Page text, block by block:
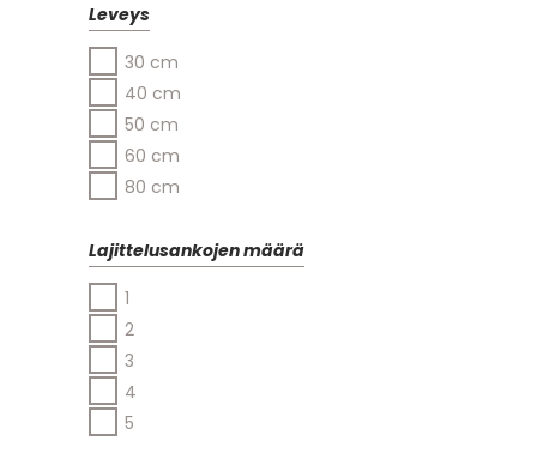
Leveys
30 cm
40 cm
50 cm
60 cm
80 cm
Lajittelusankojen määrä
1
2
3
4
5